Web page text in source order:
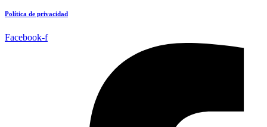
Política de privacidad
Facebook-f